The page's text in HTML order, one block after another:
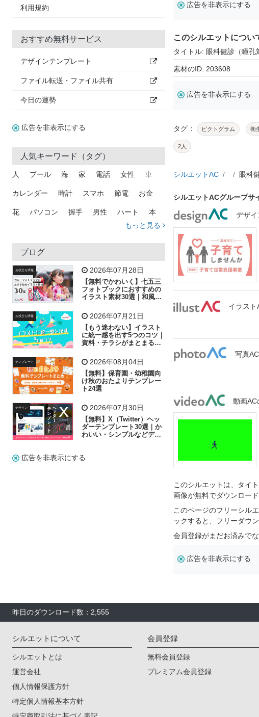
利用規約
おすすめ無料サービス
デザインテンプレート
ファイル転送・ファイル共有
今日の運勢
広告を非表示にする
人気キーワード（タグ）
人 プール 海 家 電話 女性 車
カレンダー 時計 スマホ 節電 お金
花 パソコン 握手 男性 ハート 本
トラック 木
吹き出し
飛行機 グラフ ビル 魚 家族 書類
歩く 工場 会社 太陽 キラキラ
子供 作業員 相談 ピクトグラム
もっと見る
ブログ
お役立ち情報 2026年07月28日
【無料でかわいく】七五三
フォトブックにおすすめの
イラスト素材30選｜和風の
お役立ち情報 2026年07月21日
【もう迷わない】イラスト
に統一感を出す5つのコツ｜
資料・チラシがまとまるフ
テンプレート 2026年08月04日
【無料】保育園・幼稚園向
け秋のおたよりテンプレー
ト24選
デザイン 2026年07月30日
【無料】X（Twitter）ヘッ
ダーテンプレート30選｜か
わいい・シンプルなどデザ
広告を非表示にする
広告を非表示にする
このシルエットについ
タイトル: 眼科健診（瞳孔
素材のID: 203608
広告を非表示にする
タグ： ピクトグラム 衛
2人
シルエットAC 眼科
シルエットACグループサ
デザ
イラス
写真
動画AC
このシルエットは、タイ
画像が無料でダウンロード
このページのフリーシル
ックすると、フリーダウ
会員登録がまだお済みでな
広告を非表示にする
昨日のダウンロード数：2,555
シルエットについて
シルエットとは
運営会社
個人情報保護方針
特定個人情報基本方針
会員登録
無料会員登録
プレミアム会員登録